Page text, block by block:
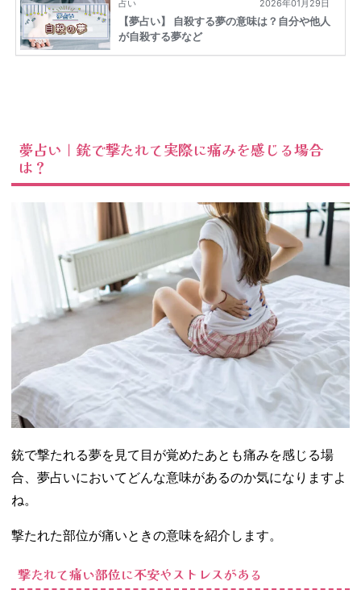
夢占い｜銃で撃たれて実際に痛みを感じる場合
は？
銃で撃たれる夢を見て目が覚めたあとも痛みを感じる場
合、夢占いにおいてどんな意味があるのか気になりますよ
ね。
撃たれた部位が痛いときの意味を紹介します。
撃たれて痛い部位に不安やストレスがある